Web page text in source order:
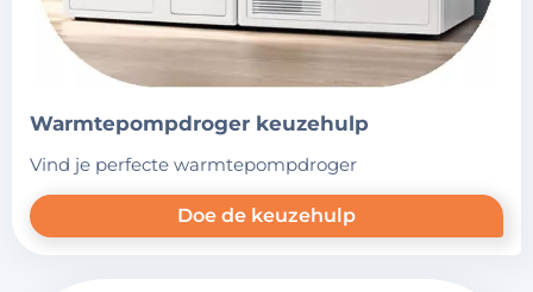
warmtepompdroger keuzehulp
vind je perfecte warmtepompdroger
Doe de keuzehulp